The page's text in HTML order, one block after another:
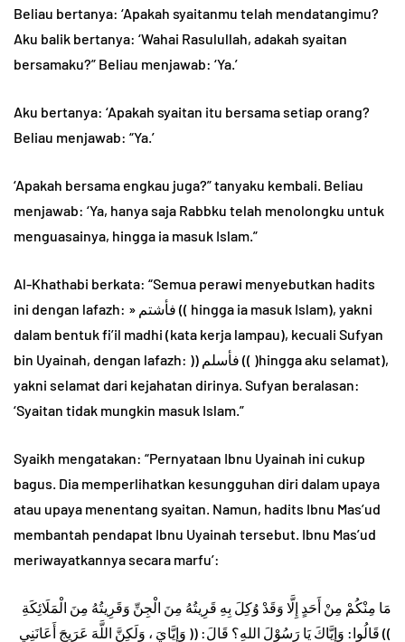
Beliau bertanya: ‘Apakah syaitanmu telah mendatangimu?
Aku balik bertanya: ‘Wahai Rasulullah, adakah syaitan
bersamaku?” Beliau menjawab: ‘Ya.’
Aku bertanya: ‘Apakah syaitan itu bersama setiap orang?
Beliau menjawab: “Ya.’
‘Apakah bersama engkau juga?” tanyaku kembali. Beliau
menjawab: ‘Ya, hanya saja Rabbku telah menolongku untuk
menguasainya, hingga ia masuk Islam.”
Al-Khathabi berkata: “Semua perawi menyebutkan hadits
ini dengan lafazh: » فأشتم (( hingga ia masuk Islam), yakni
dalam bentuk fi’il madhi (kata kerja lampau), kecuali Sufyan
bin Uyainah, dengan lafazh: )) فأسلم (( )hingga aku selamat),
yakni selamat dari kejahatan dirinya. Sufyan beralasan:
‘Syaitan tidak mungkin masuk Islam.”
Syaikh mengatakan: “Pernyataan Ibnu Uyainah ini cukup
bagus. Dia memperlihatkan kesungguhan diri dalam upaya
atau upaya menentang syaitan. Namun, hadits Ibnu Mas’ud
membantah pendapat Ibnu Uyainah tersebut. Ibnu Mas’ud
meriwayatkannya secara marfu’:
مَا مِنْكُمْ مِنْ أَحَدٍ إِلَّا وَقَدْ وُكِلَ بِهِ قَرِيتُهُ مِنَ الْجِنِّ وَقَرِيتُهُ مِنَ الْمَلَائِكَةِ
)) قَالُوا: وَإِيَّاكَ يَا رَسُوْلَ اللهِ؟ قَالَ: (( وَإِيَّايَ ، وَلَكِنَّ اللَّهَ عَرَيجَ أَعَانَنِي